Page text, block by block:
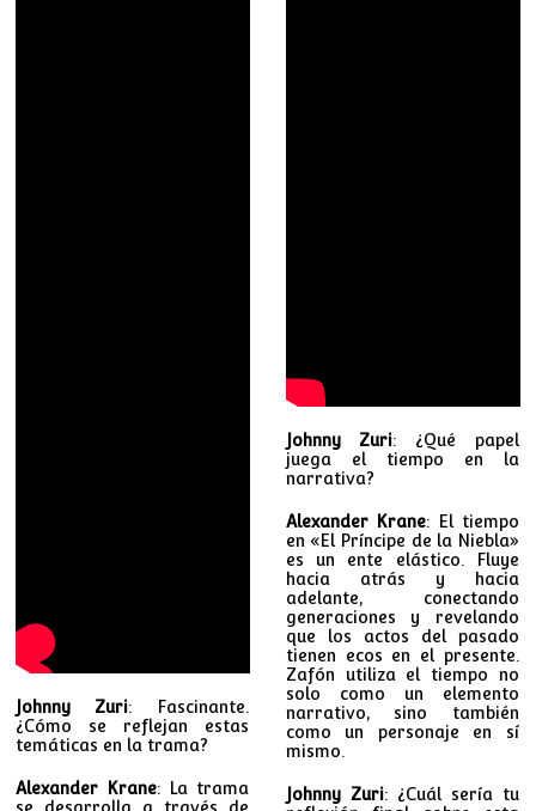
Johnny Zuri: Fascinante.
¿Cómo se reflejan estas
temáticas en la trama?
Alexander Krane: La trama
Johnny Zuri: ¿Qué papel
juega el tiempo en la
narrativa?
Alexander Krane: El tiempo
en «El Príncipe de la Niebla»
es un ente elástico. Fluye
hacia atrás y hacia
adelante, conectando
generaciones y revelando
que los actos del pasado
tienen ecos en el presente.
Zafón utiliza el tiempo no
solo como un elemento
narrativo, sino también
como un personaje en sí
mismo.
Johnny Zuri: ¿Cuál sería tu